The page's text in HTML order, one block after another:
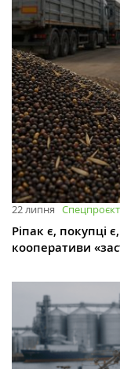
22 липня
Ріпак є, покупці
кооперативи